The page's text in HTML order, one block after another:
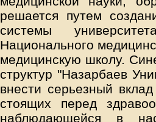
решается путем
системы
Национального
медицинскую школу.
структур "Назарбаев
внести серьезный
стоящих перед
наблюдающейся в